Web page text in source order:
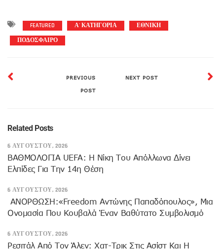
FEATURED Α' ΚΑΤΗΓΟΡΙΑ
ΕΘΝΙΚΗ
ΠΟΔΟΣΦΑΙΡΟ
PREVIOUS
POST
NEXT POST
Related Posts
6 ΑΥΓΟΎΣΤΟΥ, 2026
ΒΑΘΜΟΛΟΓΙΑ UEFA: Η Νίκη Του Απόλλωνα Δίνει
Ελπίδες Για Την 14η Θέση
6 ΑΥΓΟΎΣΤΟΥ, 2026
ANOΡΘΩΣΗ:«Freedom Αντώνης Παπαδόπουλος», Μια
Ονομασία Που Κουβαλά Έναν Βαθύτατο Συμβολισμό
6 ΑΥΓΟΎΣΤΟΥ, 2026
Ρεσιτάλ Από Τον Άλεν: Χατ-Τρικ Στις Ασίστ Και Η